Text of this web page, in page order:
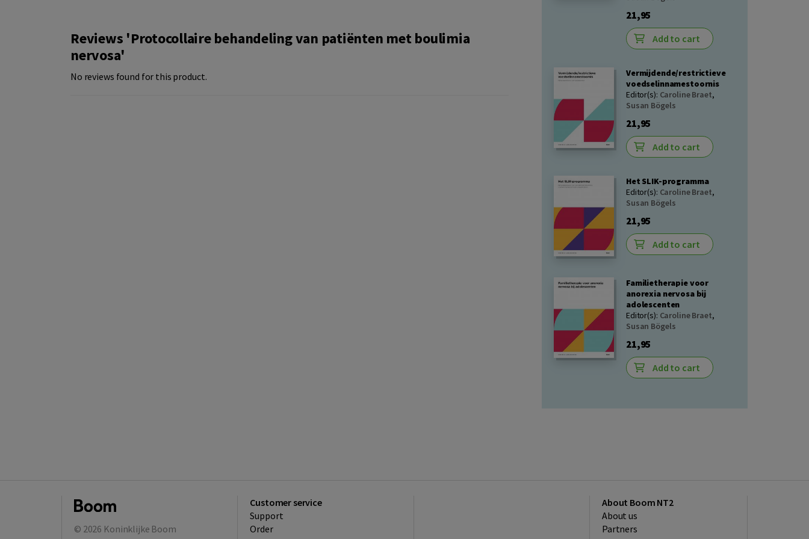
Reviews 'Protocollaire behandeling van patiënten met boulimia
nervosa'
No reviews found for this product.
21,95
Add to cart
Vermijdende/restrictieve
voedselinnamestoornis
Editor(s): Caroline Braet,
Susan Bögels
21,95
Add to cart
Het SLIK-programma
Editor(s): Caroline Braet,
Susan Bögels
21,95
Add to cart
Familietherapie voor
anorexia nervosa bij
adolescenten
Editor(s): Caroline Braet,
Susan Bögels
21,95
Add to cart
© 2026 Koninklijke Boom
Customer service
Support
Order
About Boom NT2
About us
Partners